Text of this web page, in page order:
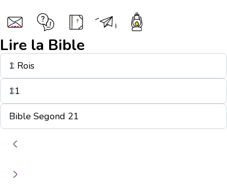
Lire la Bible